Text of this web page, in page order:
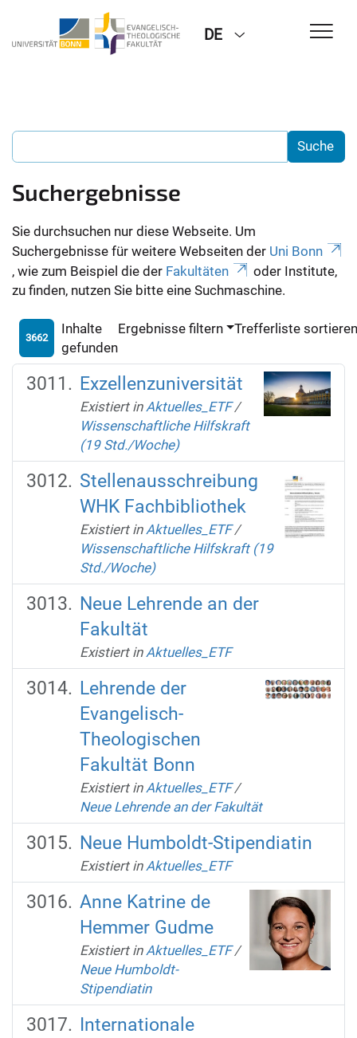
DE
Suchergebnisse
Sie durchsuchen nur diese Webseite. Um
Suchergebnisse für weitere Webseiten der Uni Bonn
, wie zum Beispiel die der Fakultäten
oder Institute,
zu finden, nutzen Sie bitte eine Suchmaschine.
3662
Inhalte
gefunden
Ergebnisse filtern Trefferliste
Exzellenzuniversität
Existiert in Aktuelles_ETF /
Wissenschaftliche Hilfskraft
(19 Std./Woche)
Stellenausschreibung
WHK Fachbibliothek
Existiert in Aktuelles_ETF /
Wissenschaftliche Hilfskraft (19
Std./Woche)
Neue Lehrende an der
Fakultät
Existiert in Aktuelles_ETF
Lehrende der
Evangelisch-
Theologischen
Fakultät Bonn
Existiert in Aktuelles_ETF /
Neue Lehrende an der Fakultät
Neue Humboldt-Stipendiatin
Existiert in Aktuelles_ETF
Anne Katrine de
Hemmer Gudme
Existiert in Aktuelles_ETF /
Neue Humboldt-
Stipendiatin
Internationale